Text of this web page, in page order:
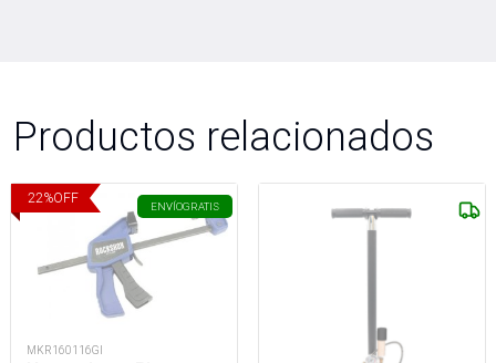
Productos relacionados
22%OFF
ENVÍOGRATIS
MKR160116GI